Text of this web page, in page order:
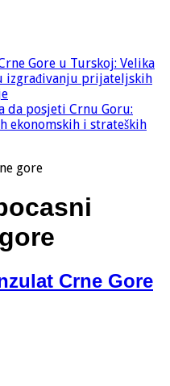
Gore u Turskoj: Velika
izgrađivanju prijateljskih
da posjeti Crnu Goru:
ekonomskih i strateških
gore
Crne Gore